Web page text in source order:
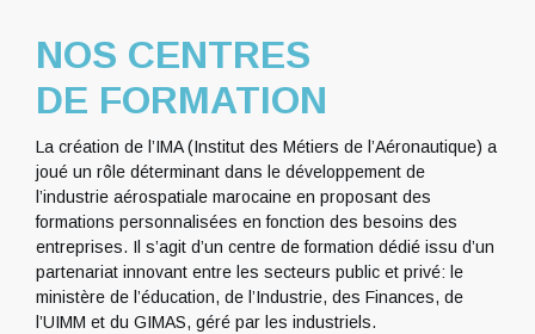
NOS CENTRES
DE FORMATION
La création de l’IMA (Institut des Métiers de l’Aéronautique) a
joué un rôle déterminant dans le développement de
l’industrie aérospatiale marocaine en proposant des
formations personnalisées en fonction des besoins des
entreprises. Il s’agit d’un centre de formation dédié issu d’un
partenariat innovant entre les secteurs public et privé: le
ministère de l’éducation, de l’Industrie, des Finances, de
l’UIMM et du GIMAS, géré par les industriels.